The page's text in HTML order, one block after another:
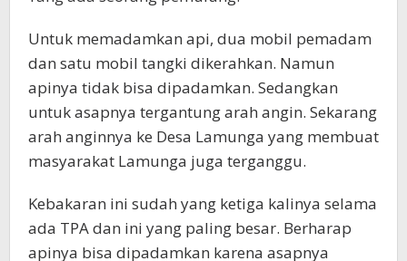
Untuk memadamkan api, dua mobil pemadam
dan satu mobil tangki dikerahkan. Namun
apinya tidak bisa dipadamkan. Sedangkan
untuk asapnya tergantung arah angin. Sekarang
arah anginnya ke Desa Lamunga yang membuat
masyarakat Lamunga juga terganggu.
Kebakaran ini sudah yang ketiga kalinya selama
ada TPA dan ini yang paling besar. Berharap
apinya bisa dipadamkan karena asapnya